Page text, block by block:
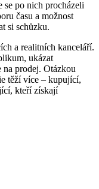
se po nich procházeli
času a možnost
si schůzku.
a realitních kanceláří.
ukázat
na prodej. Otázkou
těží více – kupující,
kteří získají